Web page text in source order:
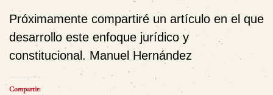
Próximamente compartiré un artículo en el que
desarrollo este enfoque jurídico y
constitucional. Manuel Hernández
Compartir: